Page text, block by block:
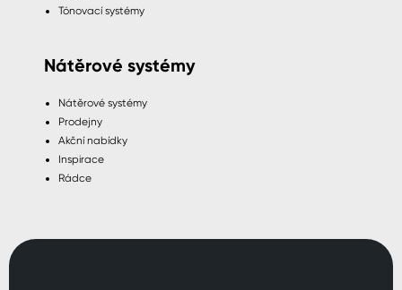
Tónovací systémy
Nátěrové systémy
Nátěrové systémy
Prodejny
Akční nabídky
Inspirace
Rádce